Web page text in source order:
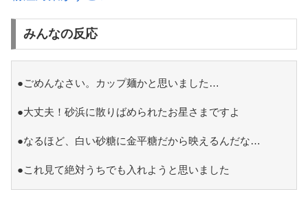
みんなの反応
●ごめんなさい。カップ麺かと思いました…
●大丈夫！砂浜に散りばめられたお星さまですよ
●なるほど、白い砂糖に金平糖だから映えるんだな…
●これ見て絶対うちでも入れようと思いました